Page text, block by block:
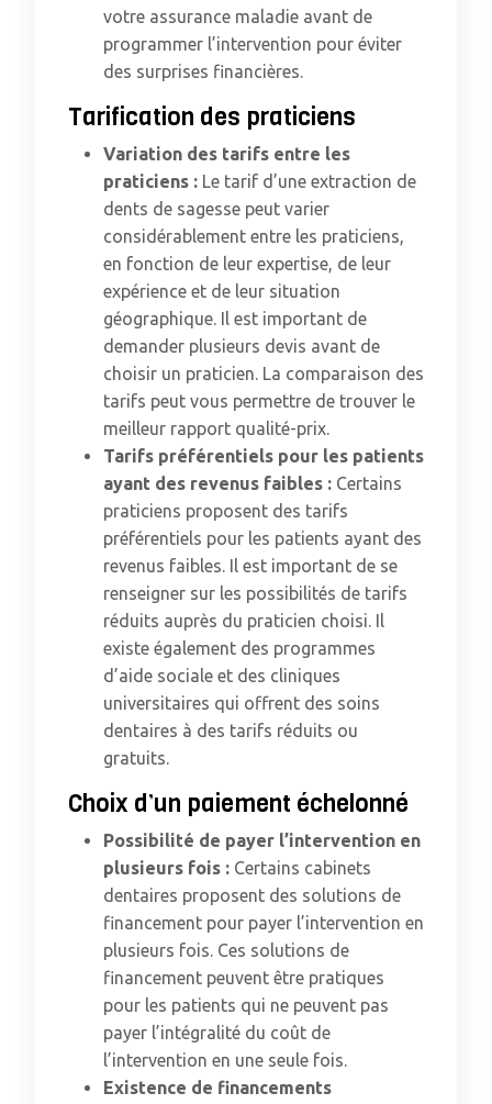
votre assurance maladie avant de
programmer l’intervention pour éviter
des surprises financières.
Tarification des praticiens
Variation des tarifs entre les
praticiens : Le tarif d’une extraction de
dents de sagesse peut varier
considérablement entre les praticiens,
en fonction de leur expertise, de leur
expérience et de leur situation
géographique. Il est important de
demander plusieurs devis avant de
choisir un praticien. La comparaison des
tarifs peut vous permettre de trouver le
meilleur rapport qualité-prix.
Tarifs préférentiels pour les patients
ayant des revenus faibles : Certains
praticiens proposent des tarifs
préférentiels pour les patients ayant des
revenus faibles. Il est important de se
renseigner sur les possibilités de tarifs
réduits auprès du praticien choisi. Il
existe également des programmes
d’aide sociale et des cliniques
universitaires qui offrent des soins
dentaires à des tarifs réduits ou
gratuits.
Choix d’un paiement échelonné
Possibilité de payer l’intervention en
plusieurs fois : Certains cabinets
dentaires proposent des solutions de
financement pour payer l’intervention en
plusieurs fois. Ces solutions de
financement peuvent être pratiques
pour les patients qui ne peuvent pas
payer l’intégralité du coût de
l’intervention en une seule fois.
Existence de financements